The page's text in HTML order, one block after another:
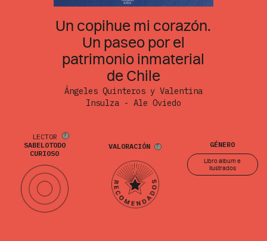
Un copihue mi corazón.
Un paseo por el
patrimonio inmaterial
de Chile
Ángeles Quinteros y Valentina
Insulza - Ale Oviedo
LECTOR
SABELOTODO
CURIOSO
VALORACIÓN GÉNERO
Libro álbum e
ilustrados